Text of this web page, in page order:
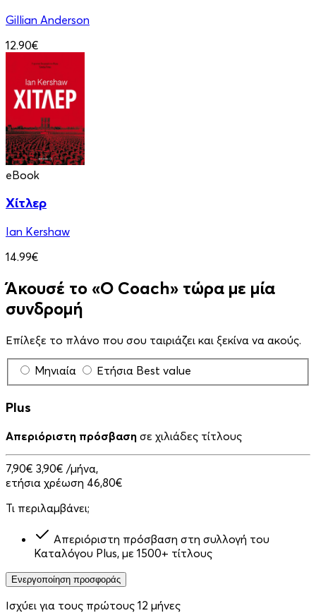
Gillian Anderson
12.90€
eBook
Χίτλερ
Ian Kershaw
14.99€
Άκουσέ το «Ο Coach» τώρα με μία
συνδρομή
Επίλεξε το πλάνο που σου ταιριάζει και ξεκίνα να ακούς.
Μηνιαία Ετήσια Best value
Plus
Απεριόριστη πρόσβαση σε χιλιάδες τίτλους
7,90€ 3,90€ /μήνα,
ετήσια χρέωση 46,80€
Τι περιλαμβάνει;
Απεριόριστη πρόσβαση στη συλλογή του
Καταλόγου Plus, με 1500+ τίτλους
Ενεργοποίηση προσφοράς
Ισχύει για τους πρώτους 12 μήνες